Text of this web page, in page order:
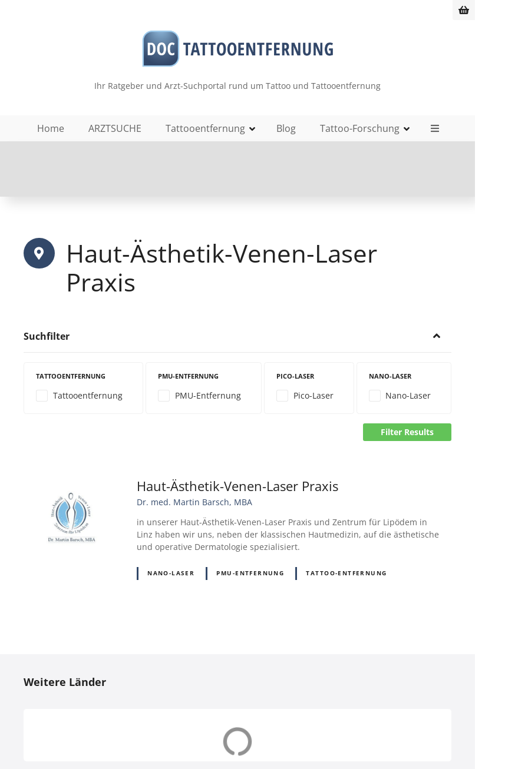
Ihr Ratgeber und Arzt-Suchportal rund um Tattoo und Tattooentfernung
Home ARZTSUCHE Tattooentfernung Blog Tattoo-Forschung
Haut-Ästhetik-Venen-Laser
Praxis
Suchfilter
TATTOOENTFERNUNG
Tattooentfernung
PMU-ENTFERNUNG
PMU-Entfernung
PICO-LASER
Pico-Laser
NANO-LASER
Nano-Laser
Filter Results
Haut-Ästhetik-Venen-Laser Praxis
Dr. med. Martin Barsch, MBA
in unserer Haut-Ästhetik-Venen-Laser Praxis und Zentrum für Lipödem in
Linz haben wir uns, neben der klassischen Hautmedizin, auf die ästhetische
und operative Dermatologie spezialisiert.
NANO-LASER PMU-ENTFERNUNG TATTOO-ENTFERNUNG
Weitere Länder
Deutschland (D)